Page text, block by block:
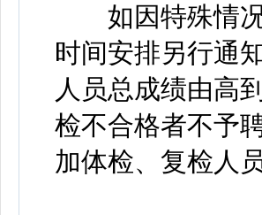
如因特殊情况
时间安排另行通
人员总成绩由高
检不合格者不予
加体检、复检人